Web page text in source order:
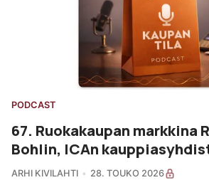
PODCAST
67. Ruokakaupan markkina
Bohlin, ICAn
ARHI KIVILAHTI 28. TOUKO 2026